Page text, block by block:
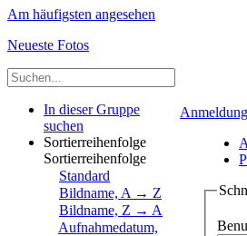
Am häufigsten angesehen
Neueste Fotos
Anmeldung
In dieser Gruppe
suchen
Sortierreihenfolge
Sortierreihenfolge
Standard
Bildname, A → Z
Bildname, Z → A
Aufnahmedatum,